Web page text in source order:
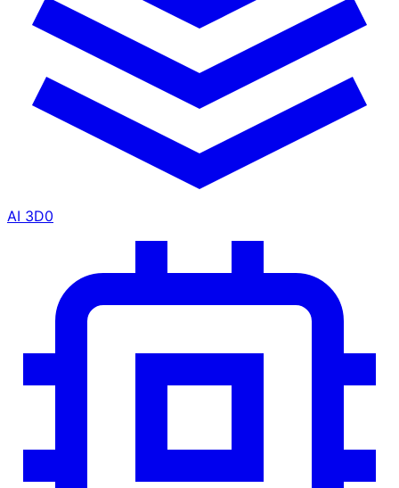
AI 3D0